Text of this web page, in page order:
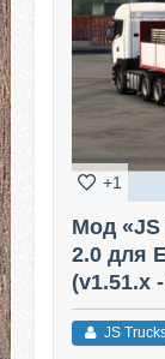
+1
Мод «JS
2.0 для
(v1.51.x
JS